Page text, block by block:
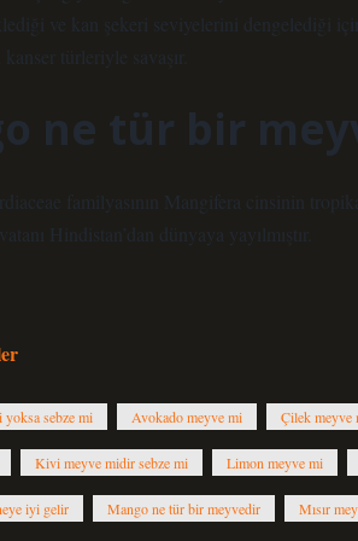
ve kan şekeri seviyelerini dengelediği
türleriyle savaşır.
ne tür bir
familyasının Mangifera cinsinin
Hindistan’dan dünyaya yayılmıştır.
yoksa sebze mi Avokado meyve mi Çilek meyve
Kivi meyve midir sebze mi Limon meyve mi
iyi gelir Mango ne tür bir meyvedir Mısır